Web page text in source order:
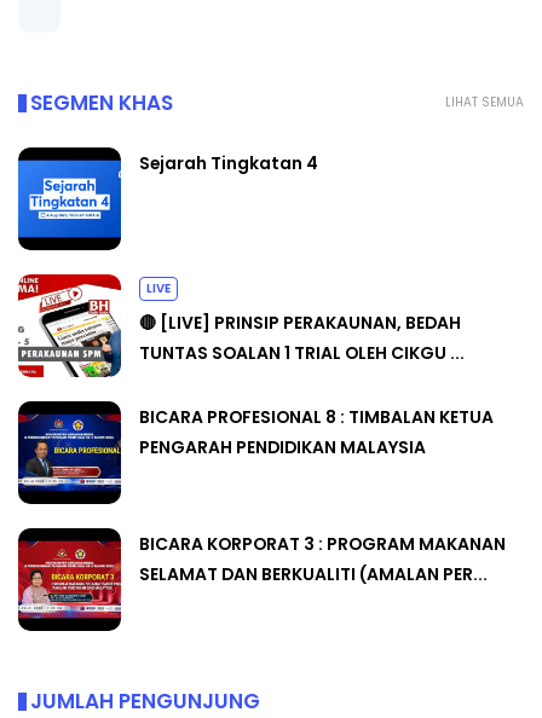
LIHAT SEMUA
SEGMEN KHAS
Sejarah Tingkatan 4
LIVE
🔴 [LIVE] PRINSIP PERAKAUNAN, BEDAH
TUNTAS SOALAN 1 TRIAL OLEH CIKGU ...
BICARA PROFESIONAL 8 : TIMBALAN KETUA
PENGARAH PENDIDIKAN MALAYSIA
BICARA KORPORAT 3 : PROGRAM MAKANAN
SELAMAT DAN BERKUALITI (AMALAN PER...
JUMLAH PENGUNJUNG